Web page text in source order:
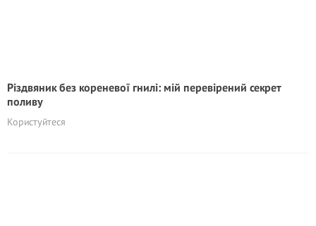
Різдвяник без кореневої гнилі: мій перевірений секрет
поливу
Користуйтеся